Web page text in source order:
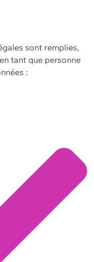
sont remplies,
tant que personne
: